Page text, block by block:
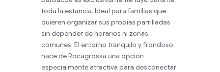
toda la estancia. Ideal para familias que
quieren organizar sus propias parrilladas
sin depender de horarios ni zonas
comunes. El entorno tranquilo y frondoso
hace de Rocagrossa una opción
especialmente atractiva para desconectar